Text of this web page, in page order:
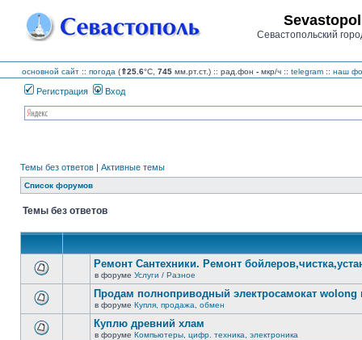
Севастопольский
основной сайт :: погода (⇑25.6°C, 745 мм.рт.ст.) :: рад.фон - мкр/ч :: telegram :: наш
Регистрация Вход
Темы без ответов | Активные темы
Список форумов
Темы без ответов
новых
непрочитанных
сообщений.
Ремонт Сантехники. Ремонт
в форуме Услуги / Разное
Продам полноприводный электросамокат wolong
в форуме Купля, продажа, обмен
Куплю древний хлам
в форуме Компьютеры, цифр. техника, электроника